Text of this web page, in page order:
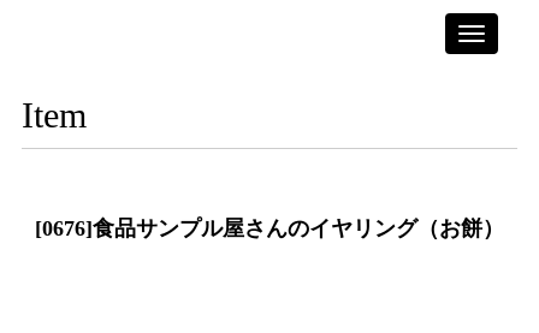
Toggle
Item
[0676]食品サンプル屋さんのイヤリング（お餅）